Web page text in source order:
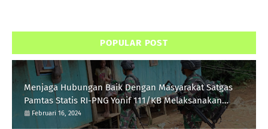
POPULAR POST
Menjaga Hubungan Baik Dengan Masyarakat Satgas
Pamtas Statis RI-PNG Yonif 111/KB Melaksanakan
Silaturrahmi
Februari 16, 2024